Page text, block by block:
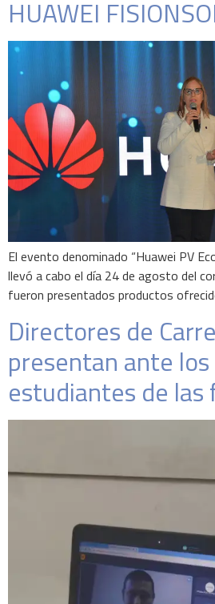
HUAWEI
El evento denominado “Huawei PV
llevó a cabo el día 24 de agosto del
fueron presentados productos
Directores de
presentan ante
estudiantes de las